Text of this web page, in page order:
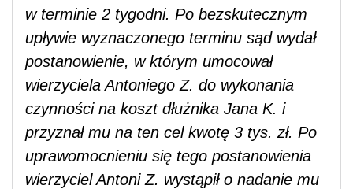
w terminie 2 tygodni. Po bezskutecznym
upływie wyznaczonego terminu sąd wydał
postanowienie, w którym umocował
wierzyciela Antoniego Z. do wykonania
czynności na koszt dłużnika Jana K. i
przyznał mu na ten cel kwotę 3 tys. zł. Po
uprawomocnieniu się tego postanowienia
wierzyciel Antoni Z. wystąpił o nadanie mu